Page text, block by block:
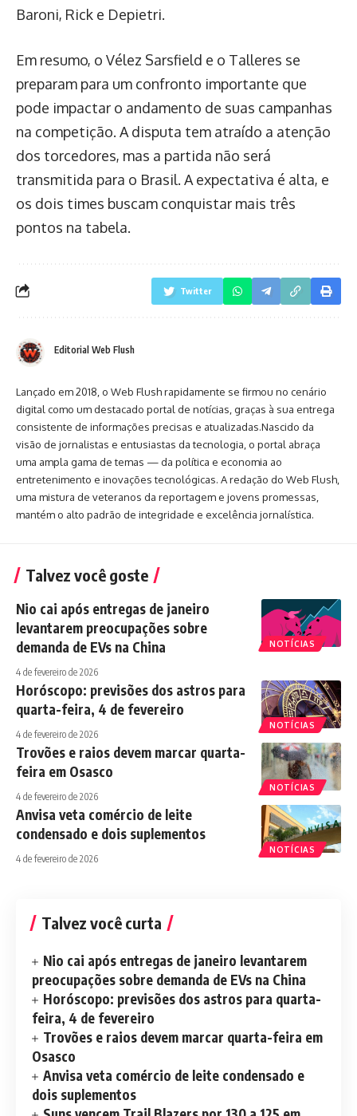
Baroni, Rick e Depietri.
Em resumo, o Vélez Sarsfield e o Talleres se
preparam para um confronto importante que
pode impactar o andamento de suas campanhas
na competição. A disputa tem atraído a atenção
dos torcedores, mas a partida não será
transmitida para o Brasil. A expectativa é alta, e
os dois times buscam conquistar mais três
pontos na tabela.
Twitter
Editorial Web Flush
Lançado em 2018, o Web Flush rapidamente se firmou no cenário
digital como um destacado portal de notícias, graças à sua entrega
consistente de informações precisas e atualizadas.Nascido da
visão de jornalistas e entusiastas da tecnologia, o portal abraça
uma ampla gama de temas — da política e economia ao
entretenimento e inovações tecnológicas. A redação do Web Flush,
uma mistura de veteranos da reportagem e jovens promessas,
mantém o alto padrão de integridade e excelência jornalística.
Talvez você goste
NOTÍCIAS
Nio cai após entregas de janeiro
levantarem preocupações sobre
demanda de EVs na China
4 de fevereiro de 2026
NOTÍCIAS
Horóscopo: previsões dos astros para
quarta-feira, 4 de fevereiro
4 de fevereiro de 2026
NOTÍCIAS
Trovões e raios devem marcar quarta-
feira em Osasco
4 de fevereiro de 2026
NOTÍCIAS
Anvisa veta comércio de leite
condensado e dois suplementos
4 de fevereiro de 2026
Talvez você curta
Nio cai após entregas de janeiro levantarem
preocupações sobre demanda de EVs na China
Horóscopo: previsões dos astros para quarta-
feira, 4 de fevereiro
Trovões e raios devem marcar quarta-feira em
Osasco
Anvisa veta comércio de leite condensado e
dois suplementos